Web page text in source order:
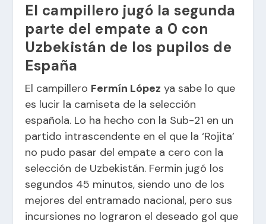
El campillero jugó la segunda
parte del empate a 0 con
Uzbekistán de los pupilos de
España
El campillero Fermín López ya sabe lo que
es lucir la camiseta de la selección
española. Lo ha hecho con la Sub-21 en un
partido intrascendente en el que la ‘Rojita’
no pudo pasar del empate a cero con la
selección de Uzbekistán. Fermin jugó los
segundos 45 minutos, siendo uno de los
mejores del entramado nacional, pero sus
incursiones no lograron el deseado gol que